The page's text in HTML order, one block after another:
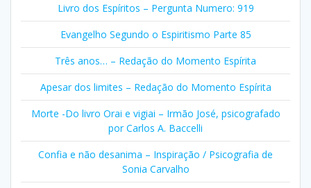
Livro dos Espíritos – Pergunta Numero: 919
Evangelho Segundo o Espiritismo Parte 85
Três anos… – Redação do Momento Espírita
Apesar dos limites – Redação do Momento Espírita
Morte -Do livro Orai e vigiai – Irmão José, psicografado
por Carlos A. Baccelli
Confia e não desanima – Inspiração / Psicografia de
Sonia Carvalho